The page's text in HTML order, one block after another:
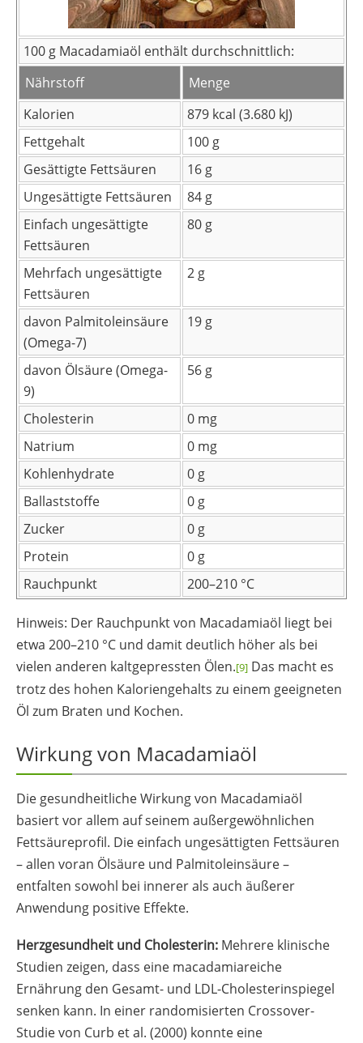
100 g Macadamiaöl enthält durchschnittlich:
Nährstoff
Menge
Kalorien
879 kcal (3.680 kJ)
Fettgehalt
100 g
Gesättigte Fettsäuren
16 g
Ungesättigte Fettsäuren
84 g
Einfach ungesättigte
Fettsäuren
80 g
Mehrfach ungesättigte
Fettsäuren
2 g
davon Palmitoleinsäure
(Omega-7)
19 g
davon Ölsäure (Omega-
9)
56 g
Cholesterin 0 mg
Natrium
0 mg
Kohlenhydrate
0 g
Ballaststoffe
0 g
Zucker
0 g
Protein
0 g
Rauchpunkt
200–210 °C
Hinweis: Der Rauchpunkt von Macadamiaöl liegt bei
etwa 200–210 °C und damit deutlich höher als bei
vielen anderen kaltgepressten Ölen.[9] Das macht es
trotz des hohen Kaloriengehalts zu einem geeigneten
Öl zum Braten und Kochen.
Wirkung von Macadamiaöl
Die gesundheitliche Wirkung von Macadamiaöl
basiert vor allem auf seinem außergewöhnlichen
Fettsäureprofil. Die einfach ungesättigten Fettsäuren
– allen voran Ölsäure und Palmitoleinsäure –
entfalten sowohl bei innerer als auch äußerer
Anwendung positive Effekte.
Herzgesundheit und Cholesterin: Mehrere klinische
Studien zeigen, dass eine macadamiareiche
Ernährung den Gesamt- und LDL-Cholesterinspiegel
senken kann. In einer randomisierten Crossover-
Studie von Curb et al. (2000) konnte eine